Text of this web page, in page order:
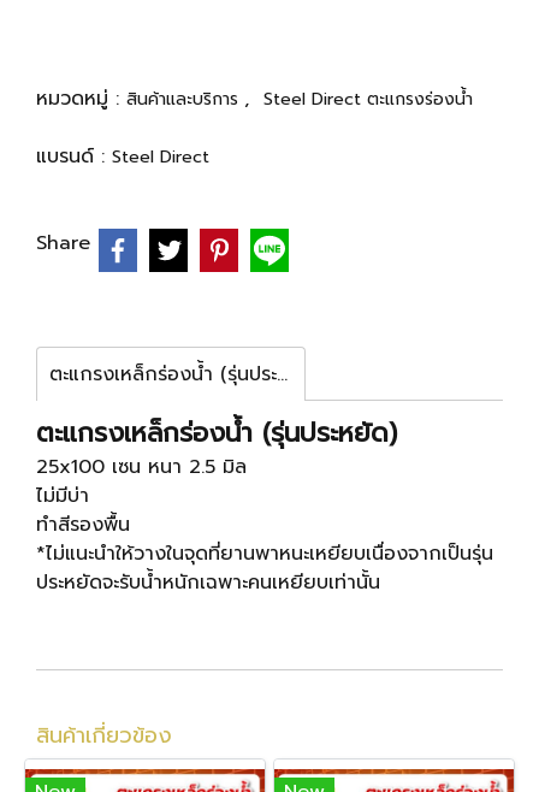
หมวดหมู่ : สินค้าและบริการ , Steel Direct ตะแกรงร่องน้ำ
แบรนด์ : Steel Direct
Share
ตะแกรงเหล็กร่องน้ำ (รุ่นประหยัด) 25x100 เซน หนา 2.5 มิล
ตะแกรงเหล็กร่องน้ำ (รุ่นประหยัด)
25x100 เซน หนา 2.5 มิล
ไม่มีบ่า
ทำสีรองพื้น
*ไม่แนะนำให้วางในจุดที่ยานพาหนะเหยียบเนื่องจากเป็นรุ่น
ประหยัดจะรับน้ำหนักเฉพาะคนเหยียบเท่านั้น
สินค้าเกี่ยวข้อง